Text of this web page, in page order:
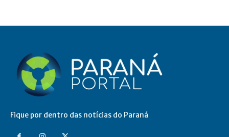
Fique por dentro das notícias do Paraná